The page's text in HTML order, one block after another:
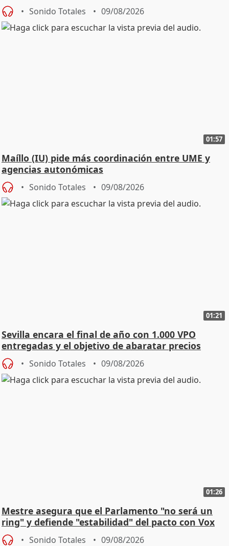
Sonido Totales 09/08/2026
01:57
Maíllo (IU) pide más coordinación entre UME y
agencias autonómicas
Sonido Totales 09/08/2026
01:21
Sevilla encara el final de año con 1.000 VPO
entregadas y el objetivo de abaratar precios
Sonido Totales 09/08/2026
01:26
Mestre asegura que el Parlamento "no será un
ring" y defiende "estabilidad" del pacto con Vox
Sonido Totales 09/08/2026